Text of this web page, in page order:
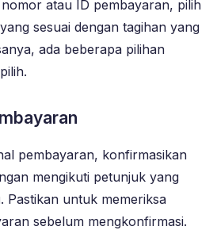
atau ID pembayaran, pilih
sesuai dengan tagihan yang
ada beberapa pilihan
pembayaran, konfirmasikan
mengikuti petunjuk yang
Pastikan untuk memeriksa
sebelum mengkonfirmasi.